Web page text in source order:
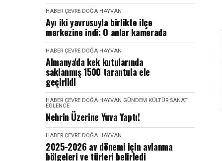
HABER ÇEVRE DOĞA HAYVAN
Ayı iki yavrusuyla birlikte ilçe
merkezine indi: O anlar kamerada
HABER ÇEVRE DOĞA HAYVAN
Almanya'da kek kutularında
saklanmış 1500 tarantula ele
geçirildi
HABER ÇEVRE DOĞA HAYVAN GÜNDEM KÜLTÜR SANAT
EĞLENCE
Nehrin Üzerine Yuva Yaptı!
HABER ÇEVRE DOĞA HAYVAN
2025-2026 av dönemi için avlanma
bölgeleri ve türleri belirledi